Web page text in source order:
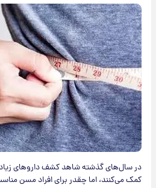
در سال‌های گذشته شاهد کشف داروهای
کمک می‌کنند، اما چقدر برای افراد مسن